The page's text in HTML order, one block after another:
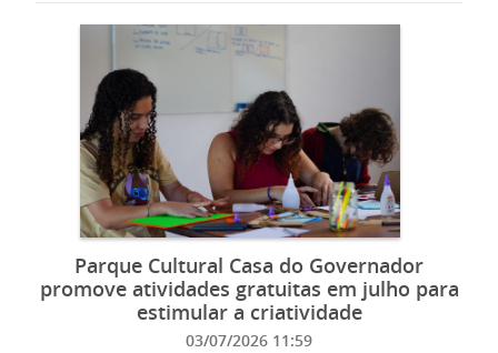
Parque Cultural Casa do Governador
promove atividades gratuitas em julho para
estimular a criatividade
03/07/2026 11:59